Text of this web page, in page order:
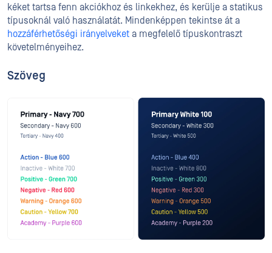
kéket tartsa fenn akciókhoz és linkekhez, és kerülje a statikus
típusoknál való használatát. Mindenképpen tekintse át a
hozzáférhetőségi irányelveket a megfelelő típuskontraszt
követelményeihez.
Szöveg